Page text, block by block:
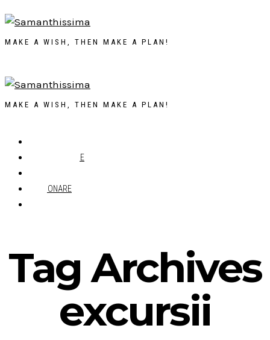
MAKE A WISH, THEN MAKE A PLAN!
MAKE A WISH, THEN MAKE A PLAN!
DESPRE MINE
ABONARE
Tag Archives
excursii